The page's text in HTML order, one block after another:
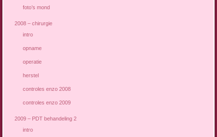
foto’s mond
2008 – chirurgie
intro
opname
operatie
herstel
controles enzo 2008
controles enzo 2009
2009 – PDT behandeling 2
intro